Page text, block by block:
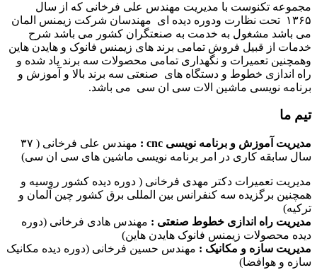
مجموعه تکنوست با مدیریت مهندس علی فرخانی که از سال
۱۳۶۵ تحت نظارت ودوره دیده ای مهندسان شرکت زیمنس المان
می باشد مشغول به خدمت به صنعتگران کشور می باشد شرح
خدمات از قبیل فروش تمامی برند های زیمنس فانوک و هایدن هاین
وهمچنین تعمیرات و نگهداری تمامی محصولات سه برند یاد شده و
راه اندازی خطوط و دستگاه های صنعتی سه برند بالا و آموزش و
برنامه نویسی ماشین الات سی ان سی می باشد.
تیم ما
مدیریت آموزش و برنامه نویسی cnc :
مهندس علی فرخانی ( ۳۷
سال سابقه کاری در امر برنامه نویسی ماشین های سی ان سی)
مدیریت تعمیرات دکتر مهدی فرخانی ( دوره دیده کشور روسیه و
همچنین برگزیده سه کنفرانس بین المللی برق کشور چین آلمان و
ترکیه)
مدیریت راه اندازی خطوط صنعتی : مهندس هادی فرخانی (دوره
دیده محصولات زیمنس فانوک هایدن هاین)
مدیریت سازه و مکانیک : مهندس حسین فرخانی (دوره دیده مکانیک
سازه و هوافضا)